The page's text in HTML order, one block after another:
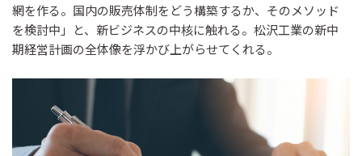
網を作る。国内の販売体制をどう構築するか、そのメソッド
を検討中」と、新ビジネスの中核に触れる。松沢工業の新中
期経営計画の全体像を浮かび上がらせてくれる。